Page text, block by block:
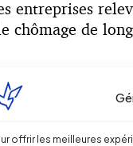
offrir les meilleures
entreprises
chômage de
sur des